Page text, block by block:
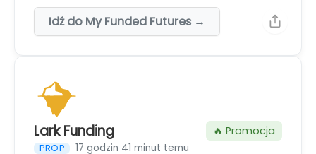
Idź do My Funded Futures →
Lark Funding
PROP 17 godzin 41 minut temu
🔥 Promocja